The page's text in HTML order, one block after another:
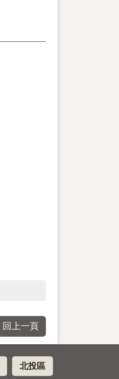
回上一頁
北投區